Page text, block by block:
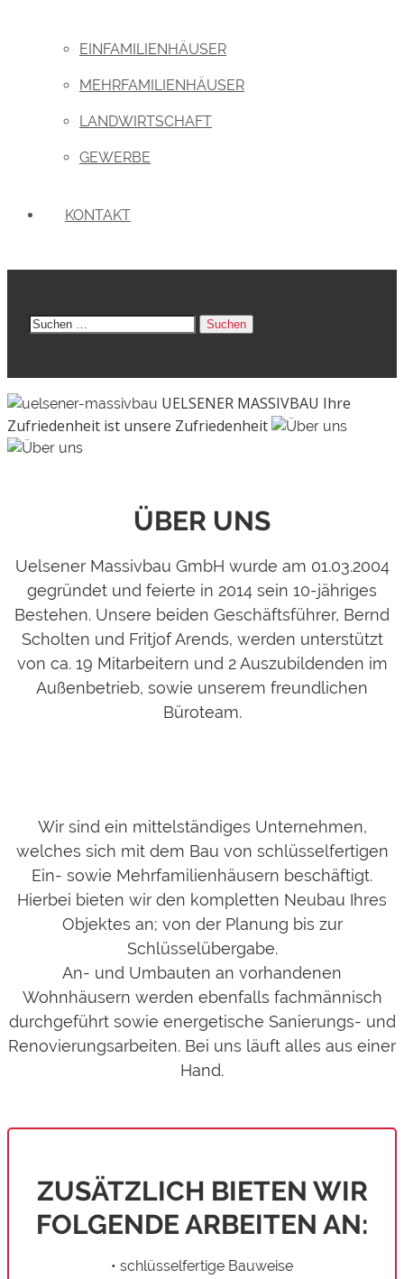
EINFAMILIENHÄUSER
MEHRFAMILIENHÄUSER
LANDWIRTSCHAFT
GEWERBE
KONTAKT
SUCHEN
NACH: UELSENER MASSIVBAU Ihre
Zufriedenheit ist unsere Zufriedenheit
ÜBER UNS
Uelsener Massivbau GmbH wurde am 01.03.2004
gegründet und feierte in 2014 sein 10-jähriges
Bestehen. Unsere beiden Geschäftsführer, Bernd
Scholten und Fritjof Arends, werden unterstützt
von ca. 19 Mitarbeitern und 2 Auszubildenden im
Außenbetrieb, sowie unserem freundlichen
Büroteam.
Wir sind ein mittelständiges Unternehmen,
welches sich mit dem Bau von schlüsselfertigen
Ein- sowie Mehrfamilienhäusern beschäftigt.
Hierbei bieten wir den kompletten Neubau Ihres
Objektes an; von der Planung bis zur
Schlüsselübergabe.
An- und Umbauten an vorhandenen
Wohnhäusern werden ebenfalls fachmännisch
durchgeführt sowie energetische Sanierungs- und
Renovierungsarbeiten. Bei uns läuft alles aus einer
Hand.
ZUSÄTZLICH BIETEN WIR
FOLGENDE ARBEITEN AN:
• schlüsselfertige Bauweise